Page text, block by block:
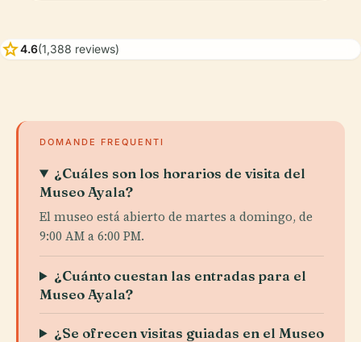
star4.6(1,388 reviews)
DOMANDE FREQUENTI
¿Cuáles son los horarios de visita del
Museo Ayala?
El museo está abierto de martes a domingo, de
9:00 AM a 6:00 PM.
¿Cuánto cuestan las entradas para el
Museo Ayala?
¿Se ofrecen visitas guiadas en el Museo